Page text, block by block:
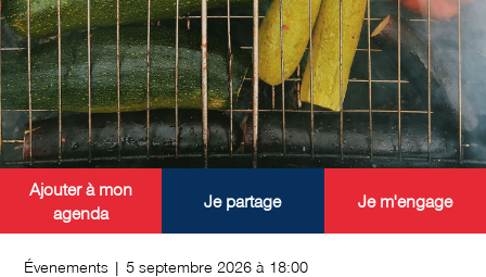
Évenements | 5 septembre 2026 à 18:00
Ajouter à mon
agenda
Je partage Je m'engage